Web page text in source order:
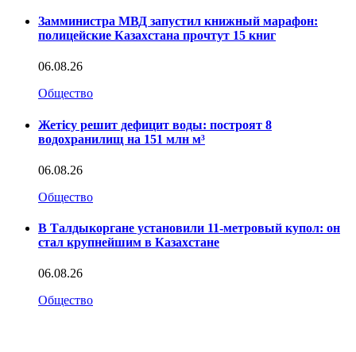
Замминистра МВД запустил книжный марафон:
полицейские Казахстана прочтут 15 книг
06.08.26
Общество
Жетісу решит дефицит воды: построят 8
водохранилищ на 151 млн м³
06.08.26
Общество
В Талдыкоргане установили 11-метровый купол: он
стал крупнейшим в Казахстане
06.08.26
Общество